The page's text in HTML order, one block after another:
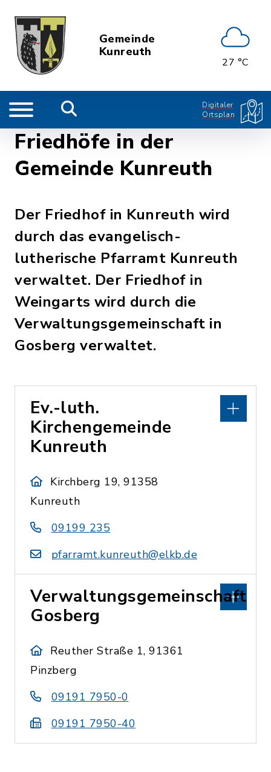
Gemeinde
Kunreuth
27 °C
Digitaler
Ortsplan
Friedhöfe in der
Gemeinde Kunreuth
Der Friedhof in Kunreuth wird
durch das evangelisch-
lutherische Pfarramt Kunreuth
verwaltet. Der Friedhof in
Weingarts wird durch die
Verwaltungsgemeinschaft in
Gosberg verwaltet.
Ev.-luth.
Kirchengemeinde
Kunreuth
Kirchberg 19, 91358
Kunreuth
09199 235
pfarramt.kunreuth@elkb.de
Verwaltungsgemeinschaft
Gosberg
Reuther Straße 1, 91361
Pinzberg
09191 7950-0
09191 7950-40